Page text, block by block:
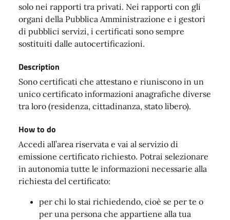
solo nei rapporti tra privati. Nei rapporti con gli
organi della Pubblica Amministrazione e i gestori
di pubblici servizi, i certificati sono sempre
sostituiti dalle autocertificazioni.
Description
Sono certificati che attestano e riuniscono in un
unico certificato informazioni anagrafiche diverse
tra loro (residenza, cittadinanza, stato libero).
How to do
Accedi all’area riservata e vai al servizio di
emissione certificato richiesto. Potrai selezionare
in autonomia tutte le informazioni necessarie alla
richiesta del certificato:
per chi lo stai richiedendo, cioè se per te o
per una persona che appartiene alla tua